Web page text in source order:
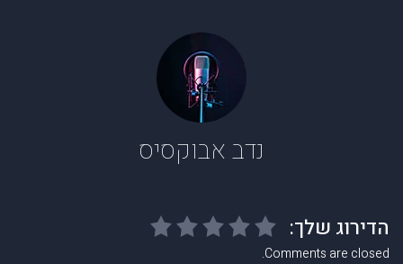
נדב אבוקסיס
Comments are closed.